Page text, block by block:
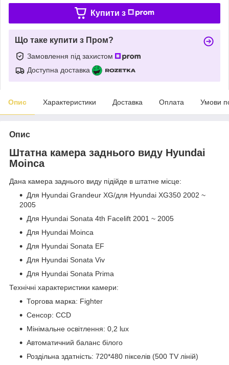
Купити з
Що таке купити з Пром?
Замовлення під захистом
Доступна доставка
Опис Характеристики Доставка Оплата Умови
Опис
Штатна камера заднього виду Hyundai
Moinca
Дана камера заднього виду підійде в штатне місце:
Для Hyundai Grandeur XG/для Hyundai XG350 2002 ~
2005
Для Hyundai Sonata 4th Facelift 2001 ~ 2005
Для Hyundai Moinca
Для Hyundai Sonata EF
Для Hyundai Sonata Viv
Для Hyundai Sonata Prima
Технічні характеристики камери:
Торгова марка: Fighter
Сенсор: CCD
Мінімальне освітлення: 0,2 lux
Автоматичний баланс білого
Роздільна здатність: 720*480 пікселів (500 TV ліній)